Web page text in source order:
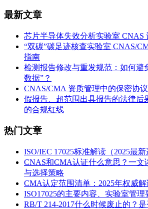
最新文章
芯片半导体失效分析实验室 CNAS
“双碳”碳足迹核查实验室 CNAS/
指南
检测报告修改与重发规范：如何避
数据”？
CNAS/CMA 资质管理中的保密协
假报告、超范围出具报告的法律后
的合规红线
热门文章
ISO/IEC 17025标准解读（2025最新
CNAS和CMA认证什么意思？一文
与选择策略
CMA认定范围清单：2025年权威
ISO17025的主要内容、实验室管
RB/T 214-2017什么时候废止的？